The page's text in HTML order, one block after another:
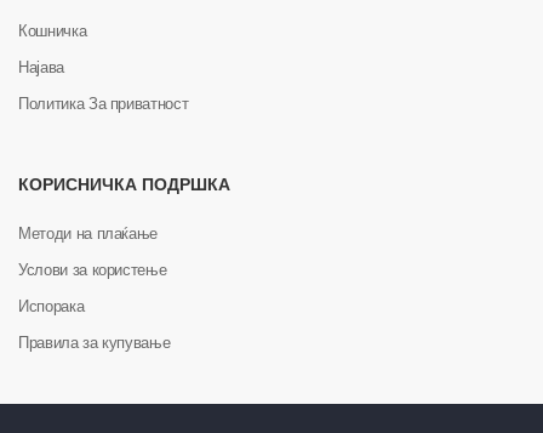
Кошничка
Најава
Политика За приватност
КОРИСНИЧКА ПОДРШКА
Методи на плаќање
Услови за користење
Испорака
Правила за купување